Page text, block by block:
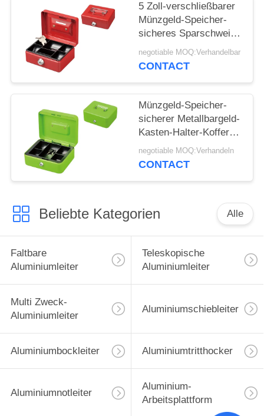
5 Zoll-verschließbarer
Münzgeld-Speicher-
sicheres Sparschwein
mit Schlüsselverschluß
negotiable MOQ:Verhandelbar
CONTACT
Münzgeld-Speicher-
sicherer Metallbargeld-
Kasten-Halter-Koffer
mit Schlüssel-Platten-
Griff
negotiable MOQ:Verhandeln
CONTACT
Beliebte Kategorien Alle
Faltbare
Aluminiumleiter
Teleskopische
Aluminiumleiter
Multi Zweck-
Aluminiumleiter
Aluminiumschiebleiter
Aluminiumbockleiter Aluminiumtritthocker
Aluminiumnotleiter
Aluminium-
Arbeitsplattform